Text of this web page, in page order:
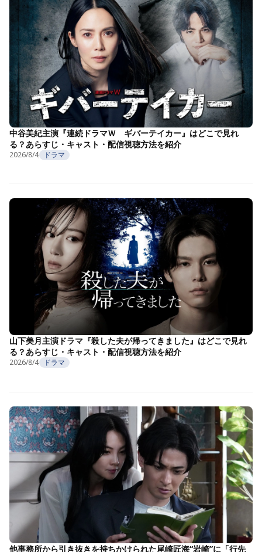
中谷美紀主演『連続ドラマＷ ギバーテイカー』はどこで見れ
る？あらすじ・キャスト・配信視聴方法を紹介
2026/8/4 ドラマ
山下美月主演ドラマ『殺した夫が帰ってきました』はどこで見れ
る？あらすじ・キャスト・配信視聴方法を紹介
2026/8/4 ドラマ
他事務所から引き抜きを持ちかけられた尾崎匠海“岩崎”に「行先